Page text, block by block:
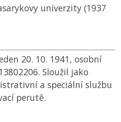
univerzity (1937
20. 10. 1941, osobní
Sloužil jako
a speciální službu
perutě.